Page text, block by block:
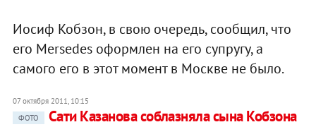
Иосиф Кобзон, в свою очередь, сообщил, что
его Mersedes оформлен на его супругу, а
самого его в этот момент в Москве не было.
07 октября 2011, 10:15
ФОТО
Сати Казанова соблазняла сына Кобзона